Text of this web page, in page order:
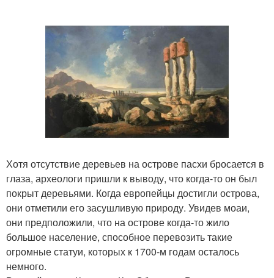
Хотя отсутствие деревьев на острове пасхи бросается в
глаза, археологи пришли к выводу, что когда-то он был
покрыт деревьями. Когда европейцы достигли острова,
они отметили его засушливую природу. Увидев моаи,
они предположили, что на острове когда-то жило
большое население, способное перевозить такие
огромные статуи, которых к 1700-м годам осталось
немного.